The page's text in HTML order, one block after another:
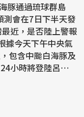
豚通過琉球群島
測會在7日下半天發
近，是否陸上警報
包含中颱白海豚及
小時將登陸呂宋